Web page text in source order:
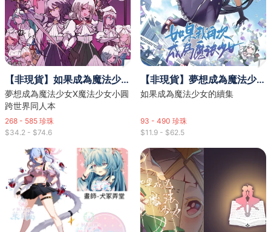
【非現貨】如果成為魔法少女外傳：交織的魔法與命運 上＆下集 合同誌 套組＆單本
夢想成為魔法少女X魔法少女小圓
跨世界同人本
268 - 585 珍珠
$34.2 - $74.6
【非現貨】夢想成為魔法少女同人 如果我再次成為魔法少女上集＆下集 單本＆套組
如果成為魔法少女的續集
93 - 490 珍珠
$11.9 - $62.5